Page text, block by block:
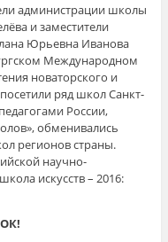
администрации школы
и заместители
Юрьевна Иванова
Международном
новаторского и
ряд школ Санкт-
России,
обменивались
регионов страны.
научно-
искусств – 2016: